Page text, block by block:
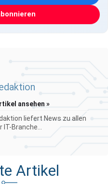
ansehen »
liefert News zu allen
Branche...
Artikel